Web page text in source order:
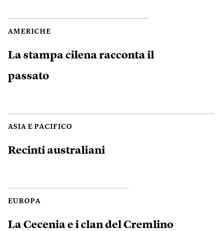
AMERICHE
La stampa cilena racconta il
passato
ASIA E PACIFICO
Recinti australiani
EUROPA
La Cecenia e i clan del Cremlino